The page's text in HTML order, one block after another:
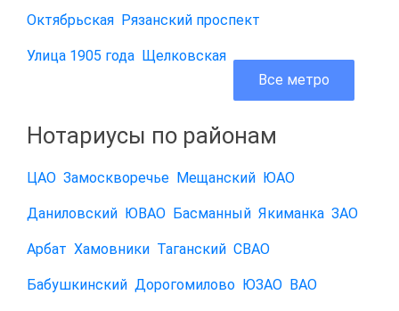
Октябрьская Рязанский проспект
Улица 1905 года Щелковская
Все метро
Нотариусы по районам
ЦАО Замоскворечье Мещанский ЮАО
Даниловский ЮВАО Басманный Якиманка ЗАО
Арбат Хамовники Таганский СВАО
Бабушкинский Дорогомилово ЮЗАО ВАО